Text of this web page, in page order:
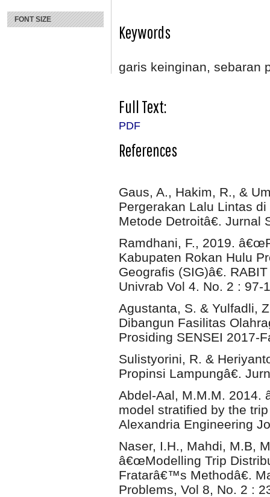
FONT SIZE
Keywords
garis keinginan, sebaran
Full Text:
PDF
References
Gaus, A., Hakim, R., &
Pergerakan Lalu Lintas
Metode Detroitâ€. Jurnal
Ramdhani, F., 2019.
Kabupaten Rokan Hulu
Geografis (SIG)â€.
Univrab Vol 4. No. 2 : 97-
Agustanta, S. & Yulfadli,
Dibangun Fasilitas
Prosiding SENSEI 2017-
Sulistyorini, R. &
Propinsi Lampungâ€.
Abdel-Aal, M.M.M. 2014.
model stratified by the
Alexandria Engineering
Naser, I.H., Mahdi, M.B,
â€œModelling Trip
Fratarâ€™s Methodâ€.
Problems, Vol 8, No. 2 :